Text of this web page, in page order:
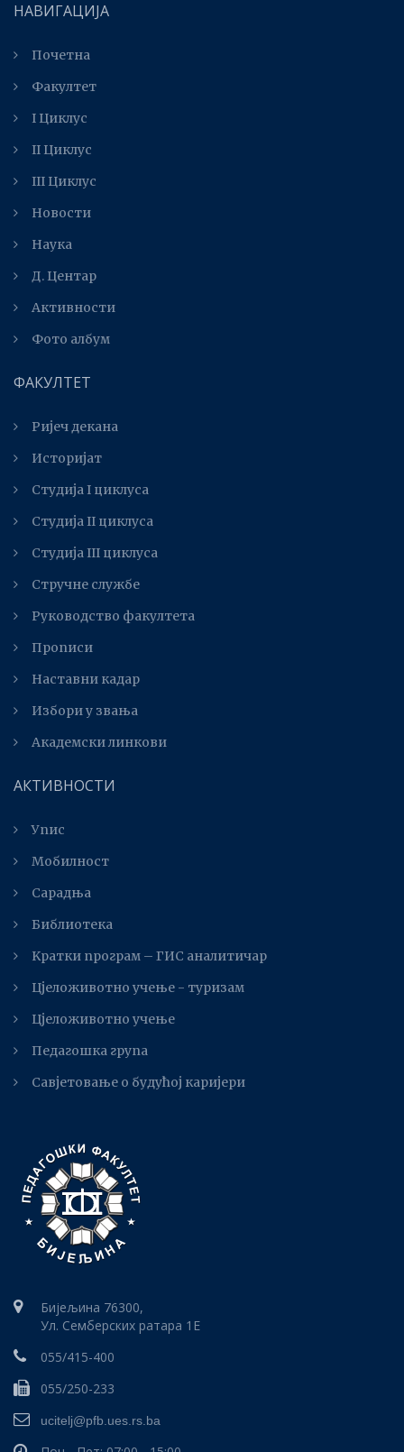
НАВИГАЦИЈА
Почетна
Факултет
I Циклус
II Циклус
III Циклус
Новости
Наука
Д. Центар
Активности
Фото албум
ФАКУЛТЕТ
Ријеч декана
Историјат
Студија I циклуса
Студија II циклуса
Студијa III циклуса
Стручне службе
Руководство факултета
Прописи
Наставни кадар
Избори у звања
Академски линкови
АКТИВНОСТИ
Упис
Мобилност
Сарадња
Библиотека
Kратки програм – ГИС аналитичар
Цјеложивотно учење - туризам
Цјеложивотно учење
Педагошка група
Савјетовање о будућој каријери
Бијељина 76300,
Ул. Семберских ратара 1E
055/415-400
055/250-233
ucitelj@pfb.ues.rs.ba